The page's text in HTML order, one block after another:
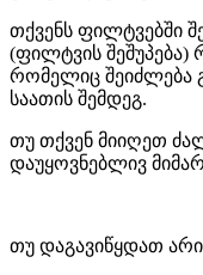
თქვენს ფილტვებში
(ფილტვის შეშუპება)
რომელიც შეიძლება
საათის შემდეგ.
თუ თქვენ მიიღეთ
დაუყოვნებლივ
თუ დაგავიწყდათ